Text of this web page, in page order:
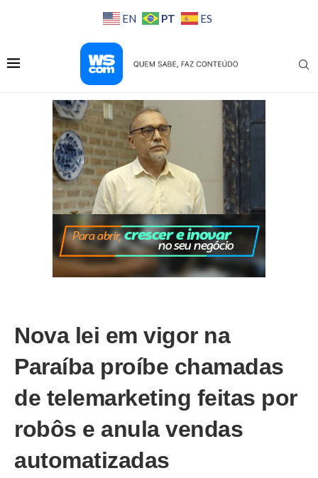
EN PT ES
Nova lei em vigor na
Paraíba proíbe chamadas
de telemarketing feitas por
robôs e anula vendas
automatizadas